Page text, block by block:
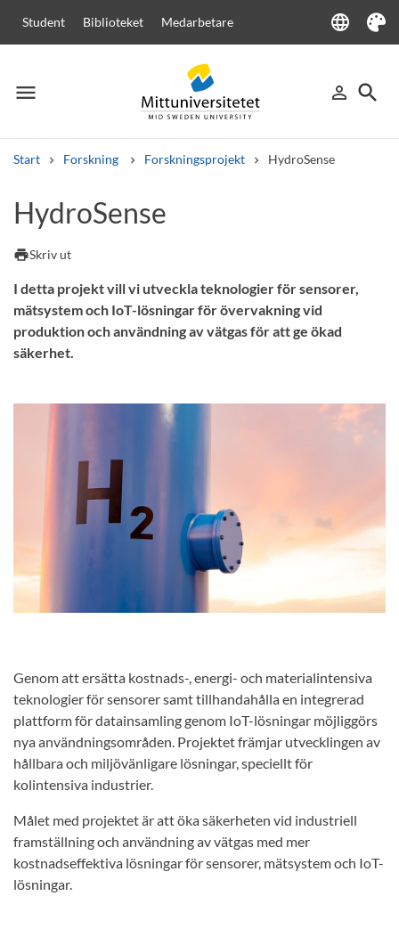
Student Biblioteket Medarbetare language
Language
Tema
menu
Meny person_outline
Logga in
search
Sök
Start Forskning Forskningsprojekt HydroSense
Andra söktjänster
Kurser och program
HydroSense
printSkriv ut
I detta projekt vill vi utveckla teknologier för sensorer,
mätsystem och IoT-lösningar för övervakning vid
produktion och användning av vätgas för att ge ökad
säkerhet.
Genom att ersätta kostnads-, energi- och materialintensiva
teknologier för sensorer samt tillhandahålla en integrerad
plattform för datainsamling genom IoT-lösningar möjliggörs
nya användningsområden. Projektet främjar utvecklingen av
hållbara och miljövänligare lösningar, speciellt för
kolintensiva industrier.
Målet med projektet är att öka säkerheten vid industriell
framställning och användning av vätgas med mer
kostnadseffektiva lösningar för sensorer, mätsystem och IoT-
lösningar.